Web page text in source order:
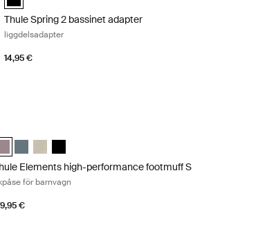
Thule Spring 2 bassinet adapter
liggdelsadapter
14,95 €
Elements high-performance footmuff S Tonad taupe
Thule Elements high-performance footmuff S Mörk
Thule Elements high-performance footmuff S
Thule Elements high-performance footmuff S
Elements high-performance footmuff S
för barnvagn
€